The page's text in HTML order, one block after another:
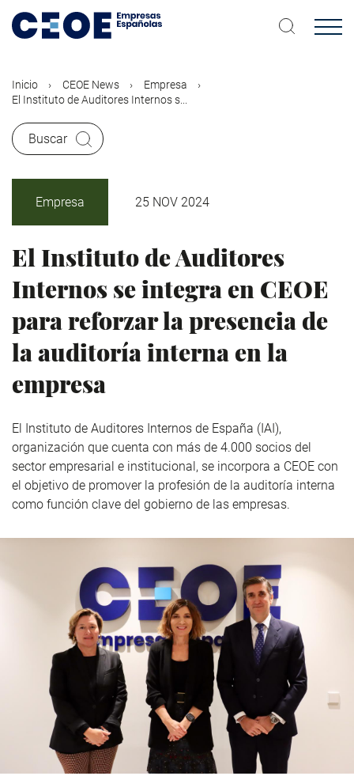
contenido
Inicio CEOE News
Empresa
El Instituto de Auditores Internos s...
Buscar
Empresa 25 NOV 2024
El Instituto de Auditores
Internos se integra en CEOE
para reforzar la presencia de
la auditoría interna en la
empresa
El Instituto de Auditores Internos de España (IAI),
organización que cuenta con más de 4.000 socios del
sector empresarial e institucional, se incorpora a CEOE con
el objetivo de promover la profesión de la auditoría interna
como función clave del gobierno de las empresas.